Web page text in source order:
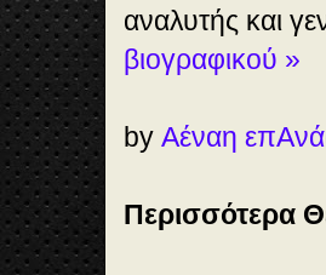
αναλυτής και
βιογραφικού »
by Αέναη
Περισσότερα